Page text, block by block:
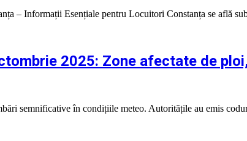
– Informații Esențiale pentru Locuitori Constanța se află
2025: Zone afectate de
semnificative în condițiile meteo. Autoritățile au emis